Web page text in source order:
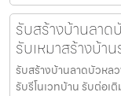
รับสร้างบ้านลา
รับเหมาสร้างบ้า
รับสร้างบ้านลาดบัวหล
รับรีโนเวทบ้าน รับต่อเ